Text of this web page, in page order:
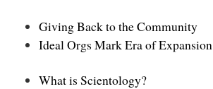
Giving Back to the Community
Ideal Orgs Mark Era of Expansion
What is Scientology?